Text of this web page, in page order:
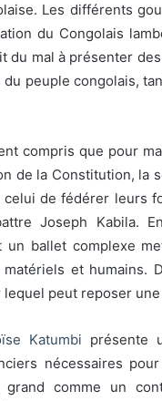
Les différents
du Congolais
du mal à présenter
peuple congolais,
compris que pour
de la Constitution, la
de fédérer leurs
Joseph Kabila.
un ballet complexe
et humains.
peut reposer
Katumbi présente
nécessaires
comme un